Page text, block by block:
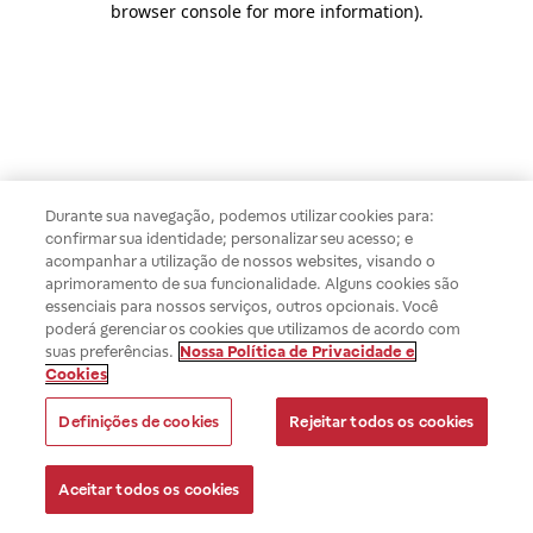
browser console for more information).
Durante sua navegação, podemos utilizar cookies para:
confirmar sua identidade; personalizar seu acesso; e
acompanhar a utilização de nossos websites, visando o
aprimoramento de sua funcionalidade. Alguns cookies são
essenciais para nossos serviços, outros opcionais. Você
poderá gerenciar os cookies que utilizamos de acordo com
suas preferências. Nossa Política de Privacidade e
Cookies
Definições de cookies Rejeitar todos os cookies
Aceitar todos os cookies